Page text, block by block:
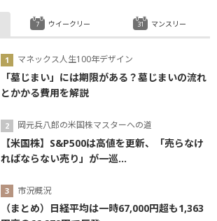
マネックス人生100年デザイン
「墓じまい」には期限がある？墓じまいの流れ
とかかる費用を解説
岡元兵八郎の米国株マスターへの道
【米国株】S&P500は高値を更新、「売らなけ
ればならない売り」が一巡...
市況概況
（まとめ）日経平均は一時67,000円超も1,363
ウイークリー マンスリー